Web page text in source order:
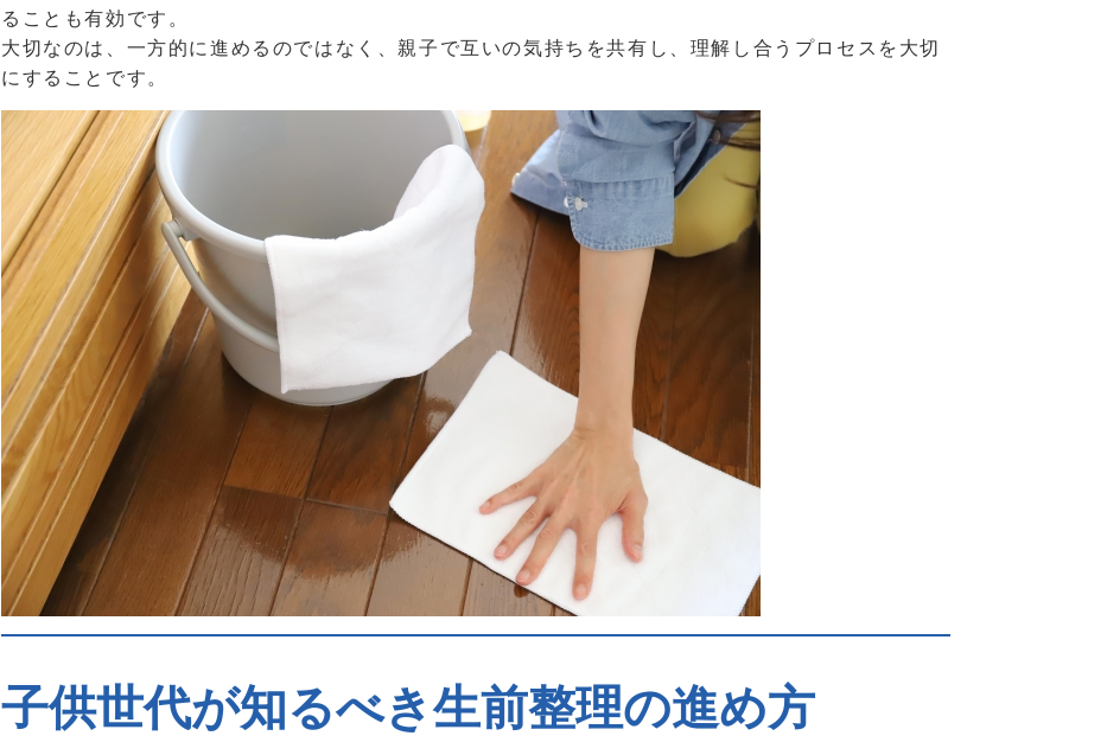
ることも有効です。
大切なのは、一方的に進めるのではなく、親子で互いの気持ちを共有し、理解し合うプロセスを大切
にすることです。
子供世代が知るべき生前整理の進め方